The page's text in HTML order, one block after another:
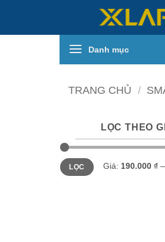
nội
Danh mục
TRANG CHỦ /
LỌC THEO
Giá
tối
thiểu
Giá
tối
đa
LỌC Giá: 190.000 ₫